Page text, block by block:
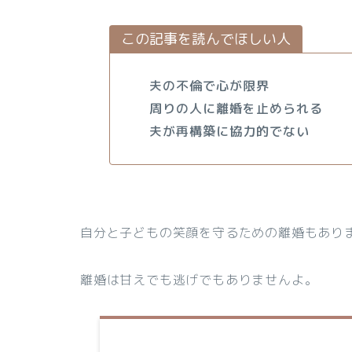
この記事を読んでほしい人
夫の不倫で心が限界
周りの人に離婚を止められる
夫が再構築に協力的でない
自分と子どもの笑顔を守るための離婚もあり
離婚は甘えでも逃げでもありませんよ。